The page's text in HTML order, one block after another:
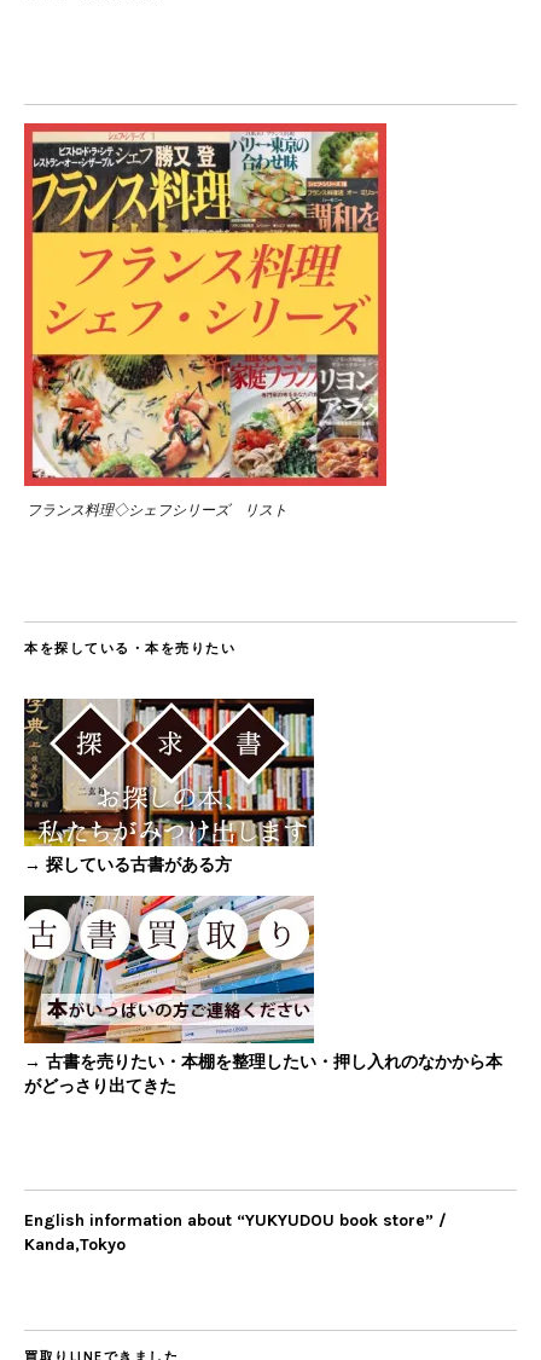
フランス料理◇シェフシリーズ リスト
本を探している・本を売りたい
→ 探している古書がある方
→ 古書を売りたい・本棚を整理したい・押し入れのなかから本
がどっさり出てきた
English information about “YUKYUDOU book store” /
Kanda,Tokyo